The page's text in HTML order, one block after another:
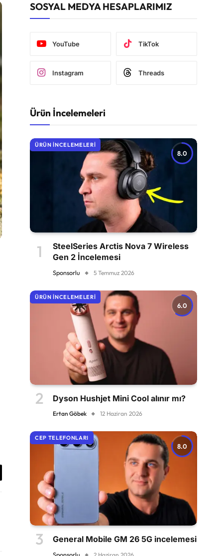
SOSYAL MEDYA HESAPLARIMIZ
YouTube TikTok
Instagram Threads
Ürün İncelemeleri
8.0
ÜRÜN İNCELEMELERI
SteelSeries Arctis Nova 7 Wireless
Gen 2 İncelemesi
Sponsorlu 5 Temmuz 2026
6.0
ÜRÜN İNCELEMELERI
Dyson Hushjet Mini Cool alınır mı?
Ertan Göbek 12 Haziran 2026
8.0
CEP TELEFONLARI
General Mobile GM 26 5G incelemesi